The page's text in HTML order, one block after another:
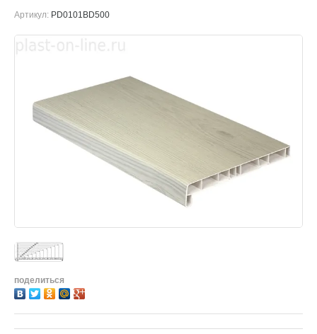
Артикул: PD0101BD500
поделиться